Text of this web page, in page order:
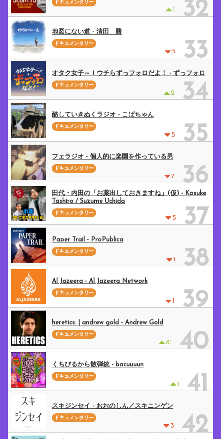
1 32
ドキュメンタリー
5 33
地図にない道 - 清田 勝
ドキュメンタリー
2 34
オタク女子～！ウチらずっフォロだよ！ - ずっフォロ
ドキュメンタリー
5 35
酪していきぬくラジオ - こばちゃん
ドキュメンタリー
7 36
フェラジオ - 個人的に楽園を作っている男
ドキュメンタリー
5 37
田代・内田の「お薬出しておきますね」(仮) - Kosuke
Tashiro / Suzume Uchida
ドキュメンタリー
1 38
Paper Trail - ProPublica
ドキュメンタリー
1 39
Al Jazeera - Al Jazeera Network
ドキュメンタリー
81 40
heretics. | andrew gold - Andrew Gold
ドキュメンタリー
1 41
くちびるから散弾銃 - bacuuuun
ドキュメンタリー
3 42
スキジンセイ - おおのしん／スキニンゲン
ドキュメンタリー